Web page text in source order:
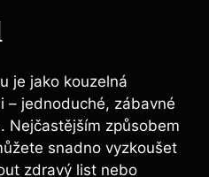
je jako kouzelná
– jednoduché, ‌zábavné
Nejčastějším⁤ způsobem
⁢snadno vyzkoušet
⁣zdravý list nebo